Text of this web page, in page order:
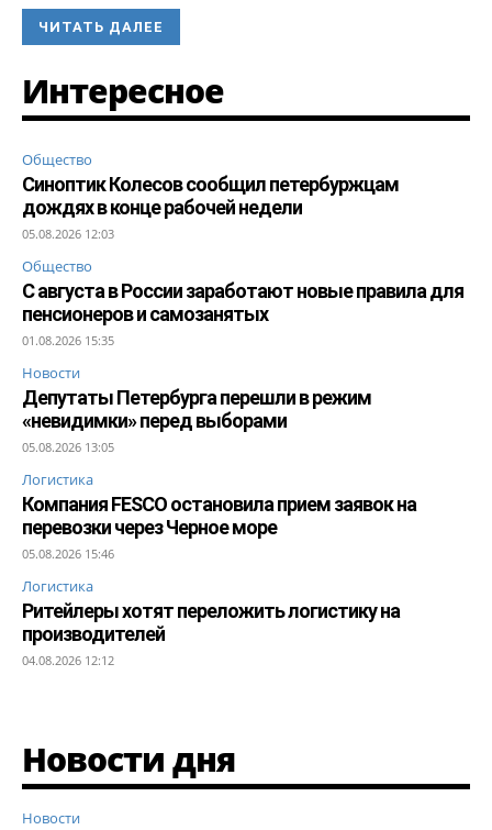
ЧИТАТЬ ДАЛЕЕ
Интересное
Общество
Синоптик Колесов сообщил петербуржцам
дождях в конце рабочей недели
05.08.2026 12:03
Общество
С августа в России заработают новые правила для
пенсионеров и самозанятых
01.08.2026 15:35
Новости
Депутаты Петербурга перешли в режим
«невидимки» перед выборами
05.08.2026 13:05
Логистика
Компания FESCO остановила прием заявок на
перевозки через Черное море
05.08.2026 15:46
Логистика
Ритейлеры хотят переложить логистику на
производителей
04.08.2026 12:12
Новости дня
Новости